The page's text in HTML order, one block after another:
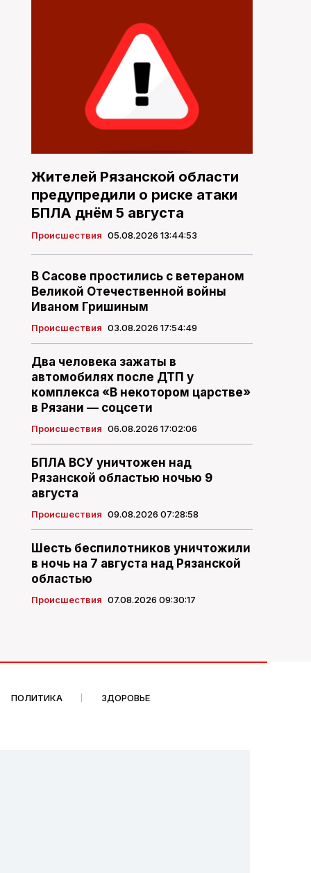
Жителей Рязанской области
предупредили о риске атаки
БПЛА днём 5 августа
Происшествия 05.08.2026 13:44:53
В Сасове простились с ветераном
Великой Отечественной войны
Иваном Гришиным
Происшествия 03.08.2026 17:54:49
Два человека зажаты в
автомобилях после ДТП у
комплекса «В некотором царстве»
в Рязани — соцсети
Происшествия 06.08.2026 17:02:06
БПЛА ВСУ уничтожен над
Рязанской областью ночью 9
августа
Происшествия 09.08.2026 07:28:58
Шесть беспилотников уничтожили
в ночь на 7 августа над Рязанской
областью
Происшествия 07.08.2026 09:30:17
ПОЛИТИКА ЗДОРОВЬЕ